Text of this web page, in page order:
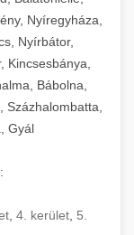
Nyíregyháza,
Nyírbátor,
Kincsesbánya,
Bábolna,
Százhalombatta,
Gyál
4. kerület 5.